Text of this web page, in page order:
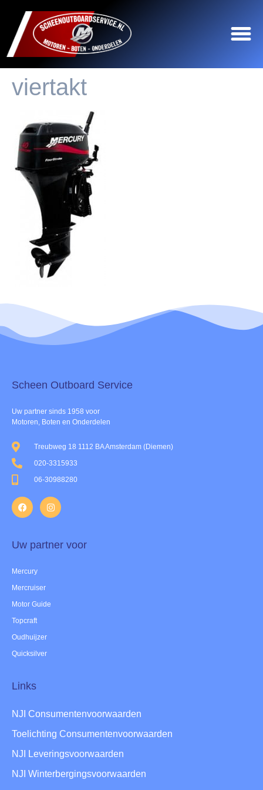
viertakt
Scheen Outboard Service​
Uw partner sinds 1958 voor
Motoren, Boten en Onderdelen
Treubweg 18 1112 BA Amsterdam (Diemen)
020-3315933
06-30988280
Uw partner voor
Mercury
Mercruiser
Motor Guide
Topcraft
Oudhuijzer
Quicksilver
Links
NJI Consumentenvoorwaarden
Toelichting Consumentenvoorwaarden
NJI Leveringsvoorwaarden
NJI Winterbergingsvoorwaarden